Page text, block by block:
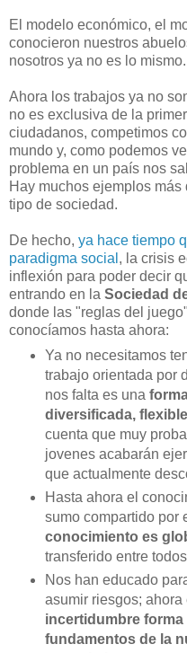
El modelo económico, el
conocieron nuestros
nosotros ya no es lo mismo.
Ahora los trabajos ya no
no es exclusiva de la
ciudadanos, competimos
mundo y, como podemos
problema en un país nos
Hay muchos ejemplos
tipo de sociedad.
De hecho, ya hace tiempo
paradigma social , la crisis
inflexión para poder decir
entrando en la Sociedad
donde las "reglas del
conocíamos hasta ahora:
Ya no necesitamos
trabajo orientada por
nos falta es una
diversificada,
cuenta que muy
jovenes acabarán
que actualmente
Hasta ahora el
sumo compartido por
conocimiento es
transferido entre
Nos han educado
asumir riesgos; ahora
incertidumbre forma
fundamentos de la